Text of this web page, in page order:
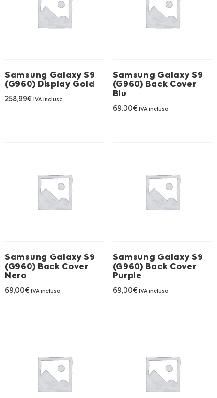
FRANCHISING
Samsung Galaxy S9
(G960) Display Gold
258,99€ IVA inclusa
Samsung Galaxy S9
(G960) Back Cover
Blu
69,00€ IVA inclusa
Samsung Galaxy S9
(G960) Back Cover
Nero
69,00€ IVA inclusa
Samsung Galaxy S9
(G960) Back Cover
Purple
69,00€ IVA inclusa